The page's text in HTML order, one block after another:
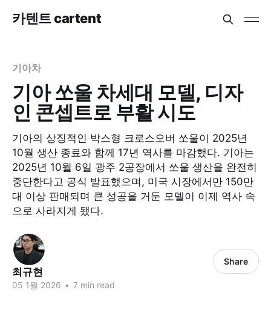
카텐트 cartent
기아차
기아 쏘울 차세대 모델, 디자
인 콘셉트로 부활 시도
기아의 상징적인 박스형 크로스오버 쏘울이 2025년
10월 생산 종료와 함께 17년 역사를 마감했다. 기아는
2025년 10월 6일 광주 2공장에서 쏘울 생산을 완전히
중단한다고 공식 발표했으며, 미국 시장에서만 150만
대 이상 판매되며 큰 성공을 거둔 모델이 이제 역사 속
으로 사라지게 됐다.​
최규현
05 1월 2026 • 7 min read
Share